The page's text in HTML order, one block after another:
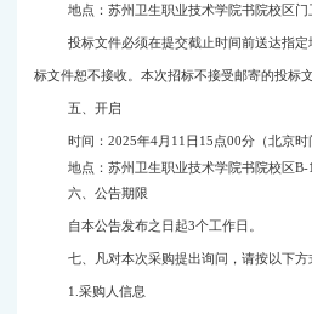
地点：苏州卫生职业技术学院书院校区门
投标文件必须在提交截止时间前送达指
标文件恕不接收。本次招标不接受邮寄的投标文
五、开启
时间： 2025年4月 11 日 15点00分（北京时
地点：苏州卫生职业技术学院书院校区B-
六、公告期限
自本公告发布之日起3个工作日。
七、凡对本次采购提出询问，请按以下方
1. 采购人信息